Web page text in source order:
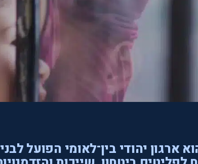
ארגון יהודי בין־לאומי הפועל